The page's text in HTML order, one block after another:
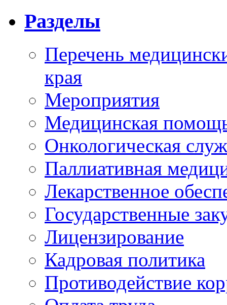
Разделы
Перечень
края
Мероприятия
Медицинская
Онкологическая
Паллиативная
Лекарственное
Государственные
Лицензирование
Кадровая политика
Противодействие